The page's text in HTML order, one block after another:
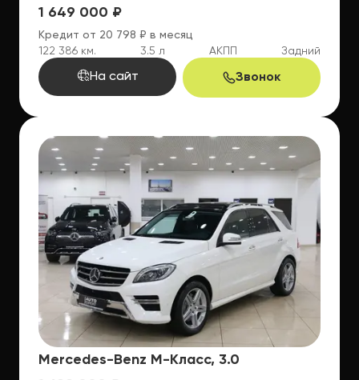
1 649 000 ₽
Кредит от 20 798 ₽ в месяц
122 386 км.
3.5 л АКПП Задний
На сайт Звонок
Mercedes-Benz M-Класс, 3.0